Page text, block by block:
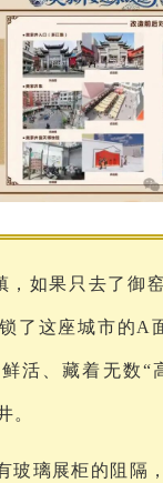
，如果只去了御
了这座城市的A
活、藏着无数“
。
玻璃展柜的阻隔